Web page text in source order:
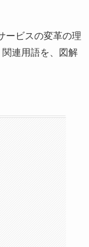
ービスの変革の理
連用語を、図解